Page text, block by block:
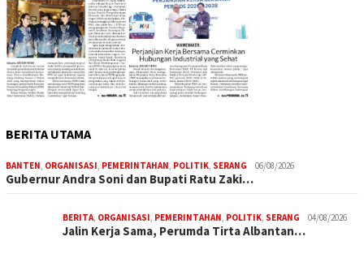
BERITA UTAMA
BANTEN, ORGANISASI, PEMERINTAHAN, POLITIK, SERANG 06/08/2026
Gubernur Andra Soni dan Bupati Ratu Zaki…
BERITA, ORGANISASI, PEMERINTAHAN, POLITIK, SERANG 04/08/2026
Jalin Kerja Sama, Perumda Tirta Albantan…